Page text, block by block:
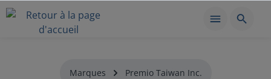
Marques Premio Taiwan Inc.